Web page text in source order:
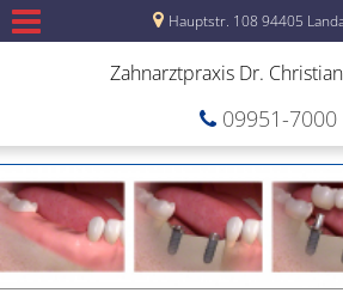
Hauptstr. 108 94405
Zahnarztpraxis Dr.
09951-7000